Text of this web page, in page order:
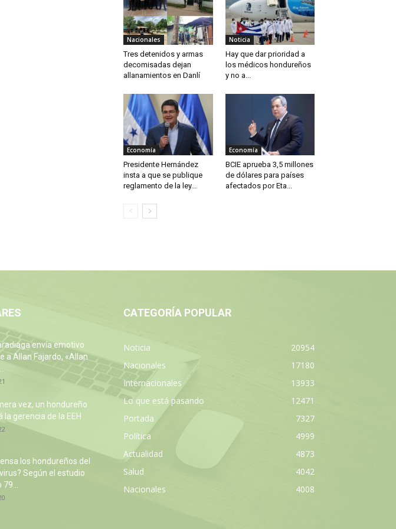
Nacionales
Tres detenidos y armas
decomisadas dejan
allanamientos en Danlí
Noticia
Hay que dar prioridad a
los médicos hondureños
y no a...
Economía
Presidente Hernández
insta a que se publique
reglamento de la ley...
Economía
BCIE aprueba 3,5 millones
de dólares para países
afectados por Eta...
envía emotivo
a Allan Fajardo, «Allan
vez, un hondureño
la gerencia de la EEH
los hondureños del
Según el estudio
79...
CATEGORÍA POPULAR
Noticia
20954
Nacionales
17180
Internacionales
13933
Lo que está pasando
12471
Portada
7327
Política
4999
Actualidad
4873
Salud
4042
Nacionales
4008